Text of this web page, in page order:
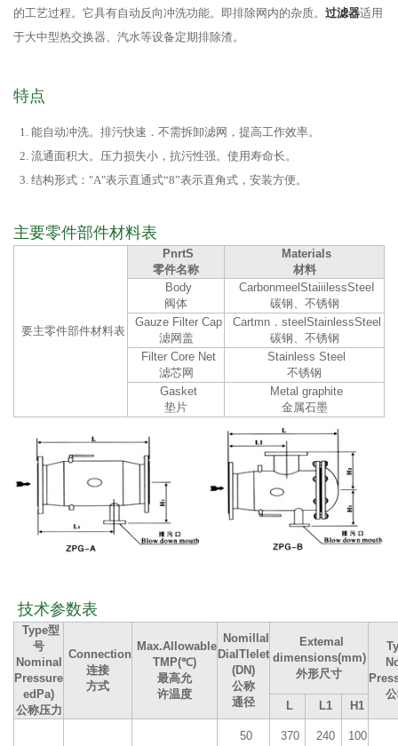
的工艺过程。它具有自动反向冲洗功能。即排除网内的杂质。 过滤器适用
于大中型热交换器、汽水等设备定期排除渣。
特点
能自动冲洗。排污快速．不需拆卸滤网，提高工作效率。
流通面积大。压力损失小，抗污性强。使用寿命长。
结构形式："A"表示直通式“8”表示直角式，安装方便。
主要零件部件材料表
要主零件部件材料表
PnrtS
零件名称
Materials
材料
Body
阀体
CarbonmeelStaiiilessSteeI
碳钢、不锈钢
Gauze Filter Cap
滤网盖
Cartmn．steelStainlessSteel
碳钢、不锈钢
Filter Core Net
滤芯网
Stainless Steel
不锈钢
Gasket
垫片
Metal graphite
金属石墨
技术参数表
Type型
号
Nominal
Pressure
edPa)
公称压力
Connection
连接
方式
Max.Allowable
TMP(℃)
最高允
许温度
Nomillal
DiaITlelet
(DN)
公称
通径
Extemal
dimensions(mm)
外形尺寸
L
L1 H1
50 370 240 100